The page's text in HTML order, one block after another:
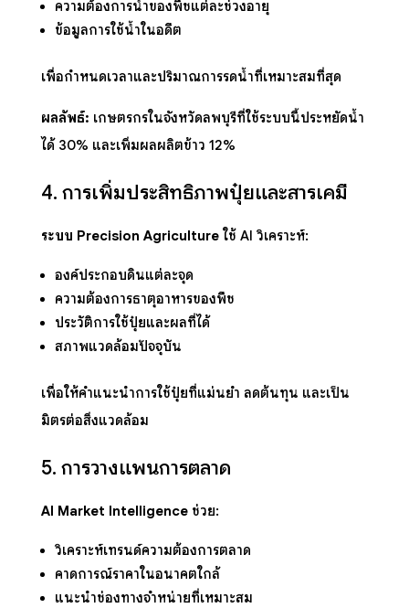
ความต้องการน้ำของพืชแต่ละช่วงอายุ
ข้อมูลการใช้น้ำในอดีต
เพื่อกำหนดเวลาและปริมาณการรดน้ำที่เหมาะสมที่สุด
ผลลัพธ์: เกษตรกรในจังหวัดลพบุรีที่ใช้ระบบนี้ประหยัดน้ำ
ได้ 30% และเพิ่มผลผลิตข้าว 12%
4. การเพิ่มประสิทธิภาพปุ๋ยและสารเคมี
ระบบ Precision Agricultureใช้ AI วิเคราะห์:
องค์ประกอบดินแต่ละจุด
ความต้องการธาตุอาหารของพืช
ประวัติการใช้ปุ๋ยและผลที่ได้
สภาพแวดล้อมปัจจุบัน
เพื่อให้คำแนะนำการใช้ปุ๋ยที่แม่นยำ ลดต้นทุน และเป็น
มิตรต่อสิ่งแวดล้อม
5. การวางแพนการตลาด
AI Market Intelligenceช่วย:
วิเคราะห์เทรนด์ความต้องการตลาด
คาดการณ์ราคาในอนาคตใกล้
แนะนำช่องทางจำหน่ายที่เหมาะสม